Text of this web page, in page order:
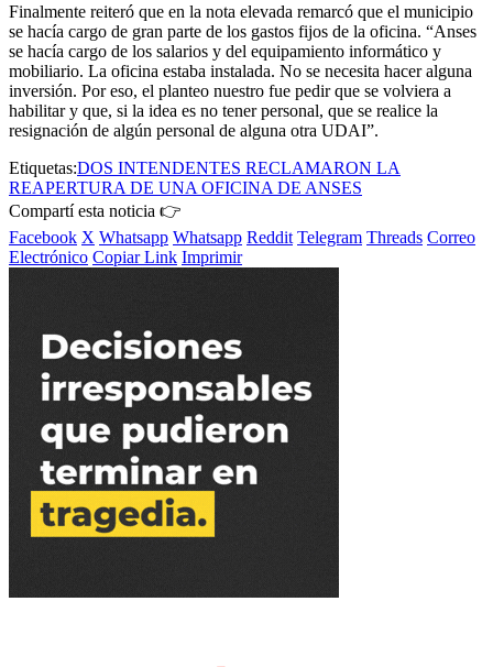
Finalmente reiteró que en la nota elevada remarcó que el municipio
se hacía cargo de gran parte de los gastos fijos de la oficina. “Anses
se hacía cargo de los salarios y del equipamiento informático y
mobiliario. La oficina estaba instalada. No se necesita hacer alguna
inversión. Por eso, el planteo nuestro fue pedir que se volviera a
habilitar y que, si la idea es no tener personal, que se realice la
resignación de algún personal de alguna otra UDAI”.
Etiquetas:DOS INTENDENTES RECLAMARON LA
REAPERTURA DE UNA OFICINA DE ANSES
Compartí esta noticia 👉
Facebook X Whatsapp Whatsapp Reddit Telegram Threads Correo
Electrónico Copiar Link Imprimir